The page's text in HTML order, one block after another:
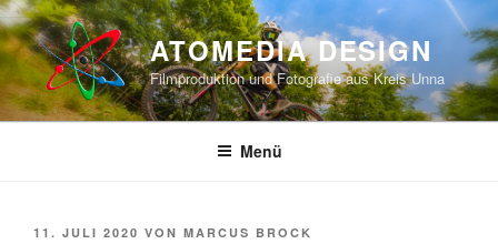
Zum
Inhalt
springen
ATOMEDIA DESIGN
Filmproduktion und Fotografie aus Kreis Unna
Menü
VERÖFFENTLICHT
11. JULI 2020 VON MARCUS BROCK